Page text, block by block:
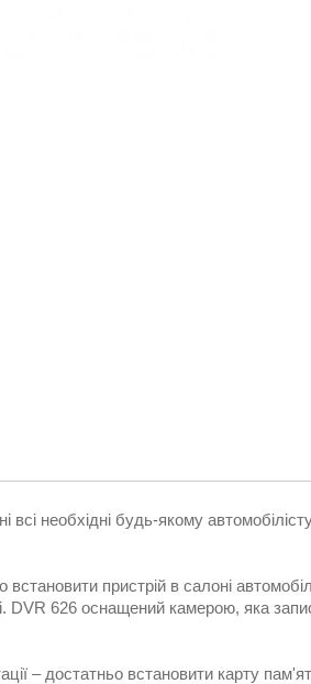
всі необхідні будь-якому
встановити пристрій в салоні
DVR 626 оснащений камерою, яка
– достатньо встановити карту